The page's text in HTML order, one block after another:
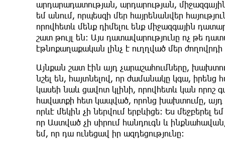
արդարադատության, արդարության,
եմ անում, որպեսզի մեր հայրենանվեր
որովհետև մենք դիմելու ենք միջազգային
շատ թույլ են։ Այս դատավարությունը ոչ թե
էթնոքաղաքական լինչ է ուղղված մեր
Այնքան շատ էին այդ չարաշահումները,
նշել են, հայտնելով, որ ժամանակը կգա,
կասեի նաև ցավոտ կլինի, որովհետև կան որոշ
հավատքի հետ կապված, որոնց խախտումը, այդ
որևէ մեկին չի ներվում երբևիցե։ Ես
որ Աստված չի սիրում հանդուգն և
եմ, որ դա ունեցավ իր ազդեցությունը։